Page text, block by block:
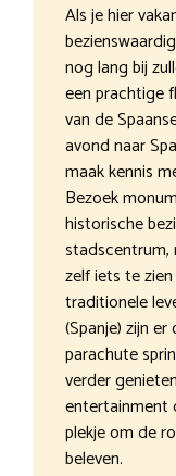
Als je hier
nog lang bij
een prachtige
van de
avond naar
maak kennis
Bezoek
historische
stadscentrum,
zelf iets te
traditionele
(Spanje) zijn
parachute
verder
entertainment
plekje om de
beleven.